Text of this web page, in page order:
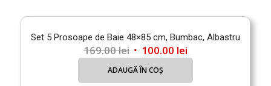
Set 5 Prosoape de Baie 48×85 cm, Bumbac, Albastru
169.00lei Prețul
inițial
100.00 leiPrețul
curent
este:
ADAUGĂ ÎN COȘ